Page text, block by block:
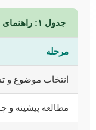
جدول ۱: راهنمای زمان‌بندی تقریبی مراحل رساله دکتری
مرحله
انتخاب موضوع و
مطالعه پیشینه و